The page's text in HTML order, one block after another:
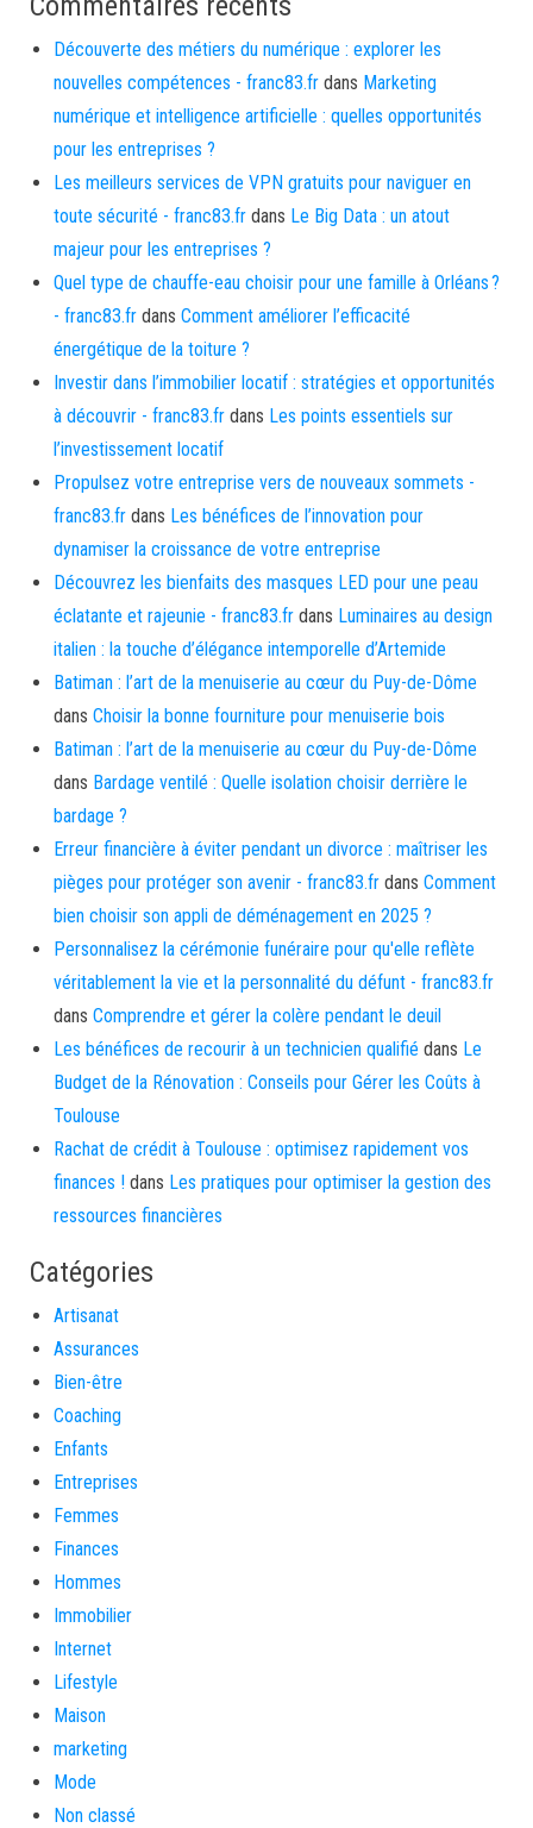
Découverte des métiers du numérique : explorer les
nouvelles compétences - franc83.fr dans Marketing
numérique et intelligence artificielle : quelles opportunités
pour les entreprises ?
Les meilleurs services de VPN gratuits pour naviguer en
toute sécurité - franc83.fr dans Le Big Data : un atout
majeur pour les entreprises ?
Quel type de chauffe-eau choisir pour une famille à Orléans ?
- franc83.fr dans Comment améliorer l’efficacité
énergétique de la toiture ?
Investir dans l’immobilier locatif : stratégies et opportunités
à découvrir - franc83.fr dans Les points essentiels sur
l’investissement locatif
Propulsez votre entreprise vers de nouveaux sommets -
franc83.fr dans Les bénéfices de l’innovation pour
dynamiser la croissance de votre entreprise
Découvrez les bienfaits des masques LED pour une peau
éclatante et rajeunie - franc83.fr dans Luminaires au design
italien : la touche d’élégance intemporelle d’Artemide
Batiman : l’art de la menuiserie au cœur du Puy-de-Dôme
dans Choisir la bonne fourniture pour menuiserie bois
Batiman : l’art de la menuiserie au cœur du Puy-de-Dôme
dans Bardage ventilé : Quelle isolation choisir derrière le
bardage ?
Erreur financière à éviter pendant un divorce : maîtriser les
pièges pour protéger son avenir - franc83.fr dans Comment
bien choisir son appli de déménagement en 2025 ?
Personnalisez la cérémonie funéraire pour qu'elle reflète
véritablement la vie et la personnalité du défunt - franc83.fr
dans Comprendre et gérer la colère pendant le deuil
Les bénéfices de recourir à un technicien qualifié dans Le
Budget de la Rénovation : Conseils pour Gérer les Coûts à
Toulouse
Rachat de crédit à Toulouse : optimisez rapidement vos
finances ! dans Les pratiques pour optimiser la gestion des
ressources financières
Catégories
Artisanat
Assurances
Bien-être
Coaching
Enfants
Entreprises
Femmes
Finances
Hommes
Immobilier
Internet
Lifestyle
Maison
marketing
Mode
Non classé